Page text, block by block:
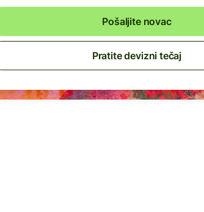
Pošaljite novac
Pratite devizni tečaj